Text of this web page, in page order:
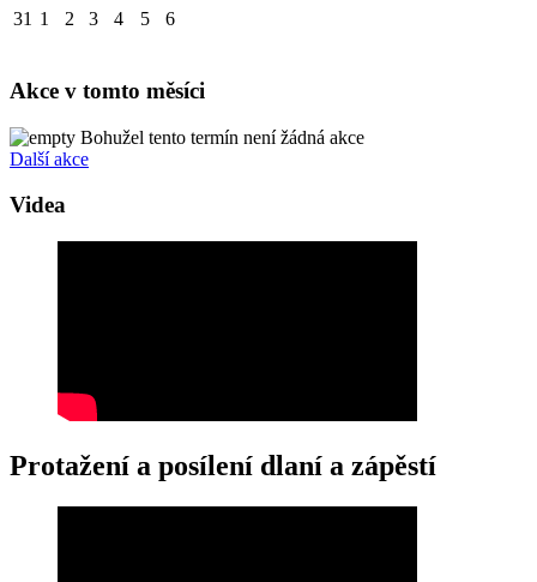
31 1 2 3 4 5 6
Akce v tomto měsíci
Bohužel tento termín není žádná akce
Další akce
Videa
Protažení a posílení dlaní a zápěstí